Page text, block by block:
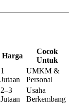
Harga
Cocok
Untuk
1
Jutaan
UMKM &
Personal
2–3
Jutaan
Usaha
Berkembang